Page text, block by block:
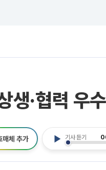
생·협력 우
기사 듣기
매체 추가